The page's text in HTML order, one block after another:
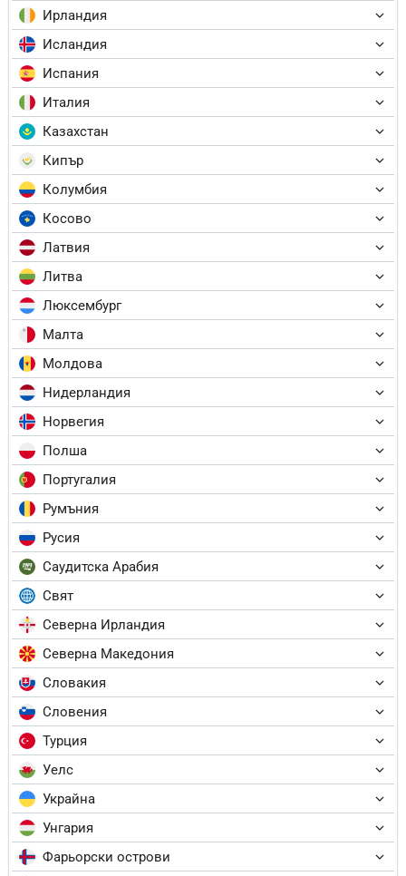
Ирландия
Исландия
Испания
Италия
Казахстан
Кипър
Колумбия
Косово
Латвия
Литва
Люксембург
Малта
Молдова
Нидерландия
Норвегия
Полша
Португалия
Румъния
Русия
Саудитска Арабия
Свят
Северна Ирландия
Северна Македония
Словакия
Словения
Турция
Уелс
Украйна
Унгария
Фарьорски острови